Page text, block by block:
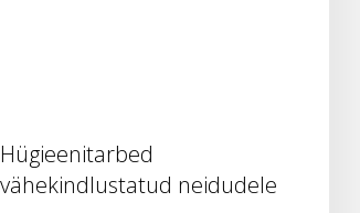
Hügieenitarbed
vähekindlustatud neidudele